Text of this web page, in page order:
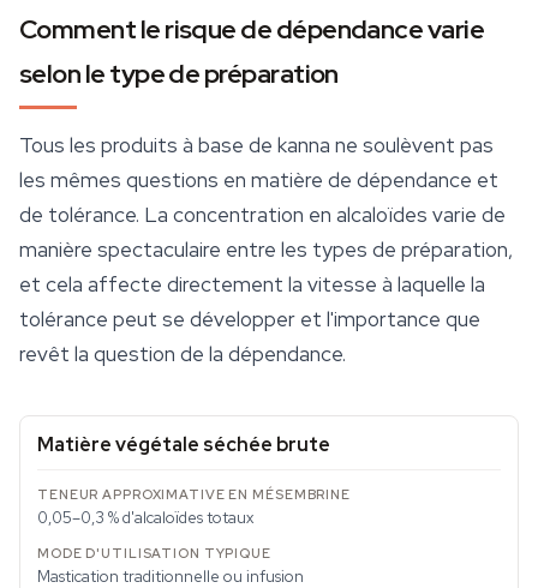
Comment le risque de dépendance varie
selon le type de préparation
Tous les produits à base de kanna ne soulèvent pas
les mêmes questions en matière de dépendance et
de tolérance. La concentration en alcaloïdes varie de
manière spectaculaire entre les types de préparation,
et cela affecte directement la vitesse à laquelle la
tolérance peut se développer et l'importance que
revêt la question de la dépendance.
Matière végétale séchée brute
0,05–0,3 % d'alcaloïdes totaux
Mastication traditionnelle ou infusion